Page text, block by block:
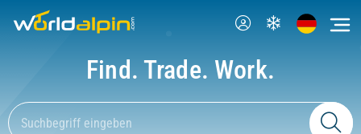
Find. Trade. Work.